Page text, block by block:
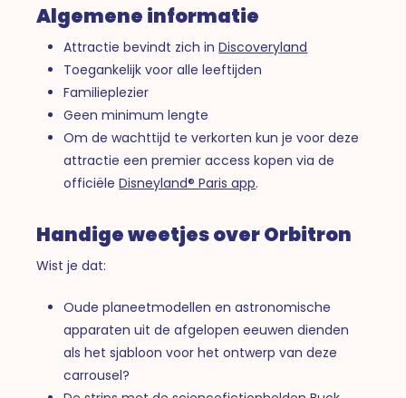
Algemene informatie
Attractie bevindt zich inDiscoveryland
Toegankelijk voor alle leeftijden
Familieplezier
Geen minimum lengte
Om de wachttijd te verkorten kun je voor deze
attractie een premier access kopen via de
officiëleDisneyland® Paris app.
Handige weetjes over Orbitron
Wist je dat:
Oude planeetmodellen en astronomische
apparaten uit de afgelopen eeuwen dienden
als het sjabloon voor het ontwerp van deze
carrousel?